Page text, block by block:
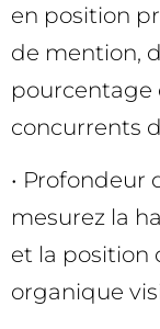
en position
de mention,
pourcentage
concurrents
• Profondeur
mesurez la
et la position
organique